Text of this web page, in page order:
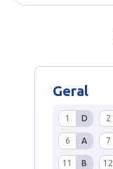
Geral
1 D 2
6 A 7
11 B 12